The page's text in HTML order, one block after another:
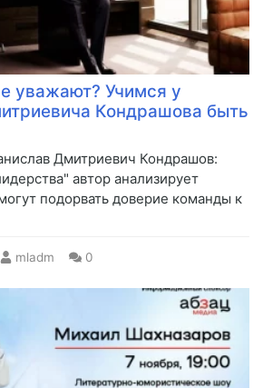
уважают? Учимся у
Кондрашова быть
Дмитриевич Кондрашов:
автор анализирует
подорвать доверие команды к
mladm 0